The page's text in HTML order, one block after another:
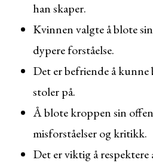
han skaper.
Kvinnen valgte å blote
dypere forståelse.
Det er befriende å
stoler på.
Å blote kroppen sin
misforståelser og kritikk.
Det er viktig å